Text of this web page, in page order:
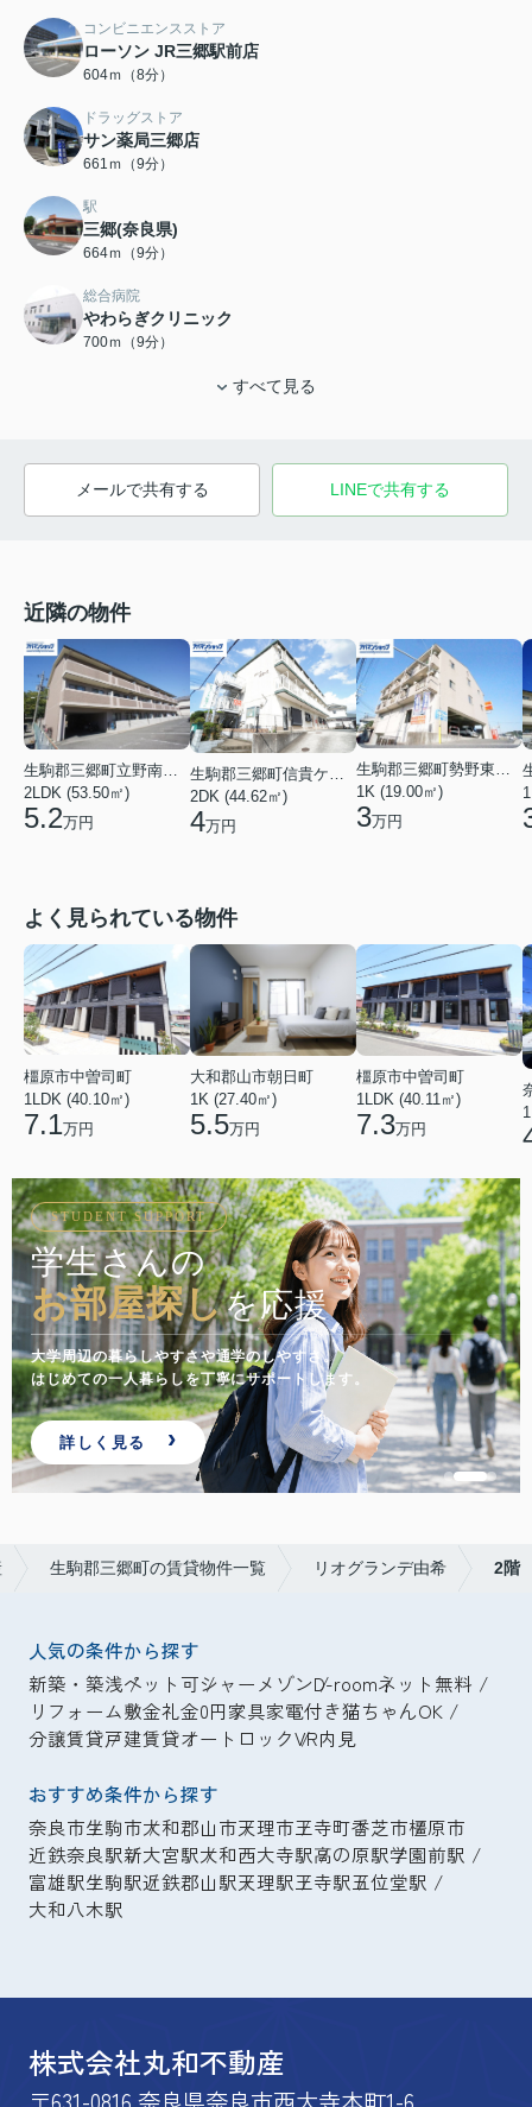
コンビニエンスストア
ローソン JR三郷駅前店
604ｍ（8分）
ドラッグストア
サン薬局三郷店
661ｍ（9分）
駅
三郷(奈良県)
664ｍ（9分）
総合病院
やわらぎクリニック
700ｍ（9分）
すべて見る
メールで共有する LINEで共有する
近隣の物件
2LDK (53.50㎡)
5.2万円
生駒郡三郷町信貴ケ丘１丁目
2DK (44.62㎡)
4万円
1K (19.00㎡)
3万円
よく見られている物件
橿原市中曽司町
1LDK (40.10㎡)
7.1万円
大和郡山市朝日町
1K (27.40㎡)
5.5万円
橿原市中曽司町
1LDK (40.11㎡)
7.3万円
STUDENT SUPPORT
学生さんの
お部屋探しを応援
大学周辺の暮らしやすさや通学のしやすさ。
はじめての一人暮らしを丁寧にサポートします。
詳しく見る
生駒郡三郷町の賃貸物件一覧 リオグランデ由希 2階
人気の条件から探す
新築・築浅ペット可シャーメゾンD-roomネット無料
リフォーム敷金礼金0円家具家電付き猫ちゃんOK
分譲賃貸戸建賃貸オートロックVR内見
おすすめ条件から探す
奈良市生駒市大和郡山市天理市王寺町香芝市橿原市
近鉄奈良駅新大宮駅大和西大寺駅高の原駅学園前駅
富雄駅生駒駅近鉄郡山駅天理駅王寺駅五位堂駅
大和八木駅
株式会社丸和不動産